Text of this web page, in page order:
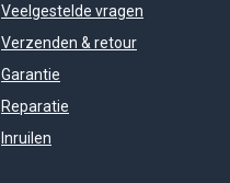
Veelgestelde vragen
Verzenden & retour
Garantie
Reparatie
Inruilen